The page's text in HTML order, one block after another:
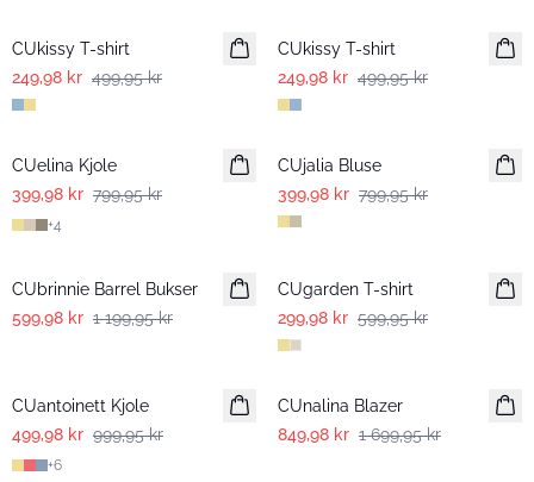
CUkissy T-shirt
249,98 kr 499,95 kr
CUkissy T-shirt
249,98 kr 499,95 kr
-50%
CUelina Kjole
399,98 kr 799,95 kr
+4
-50%
CUjalia Bluse
399,98 kr 799,95 kr
CUbrinnie Barrel Bukser
599,98 kr 1 199,95 kr
CUgarden T-shirt
299,98 kr 599,95 kr
CUantoinett Kjole
499,98 kr 999,95 kr
+6
-50%
CUnalina Blazer
849,98 kr 1 699,95 kr